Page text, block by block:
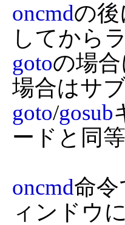
oncmdの後
gotoの場
goto/gosub
ードと同
oncmd命
ィンドウ